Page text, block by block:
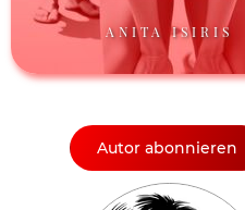
ANITA ISIRIS
Autor abonnieren